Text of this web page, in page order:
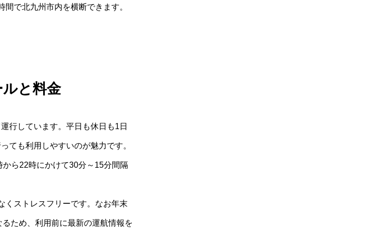
で北九州市内を横断できます。
と料金
行しています。平日も休日も1日
ても利用しやすいのが魅力です。
ら22時にかけて30分～15分間隔
くストレスフリーです。なお年末
ため、利用前に最新の運航情報を